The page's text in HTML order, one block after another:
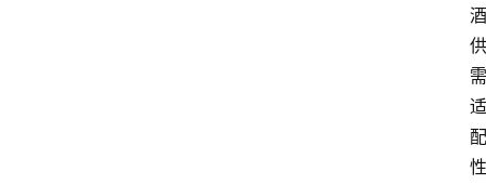
酒
供
需
适
配
性